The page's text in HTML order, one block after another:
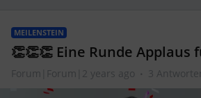
MEILENSTEIN
👏👏👏 Eine Runde Applaus
Forum|Forum|2 years ago 3